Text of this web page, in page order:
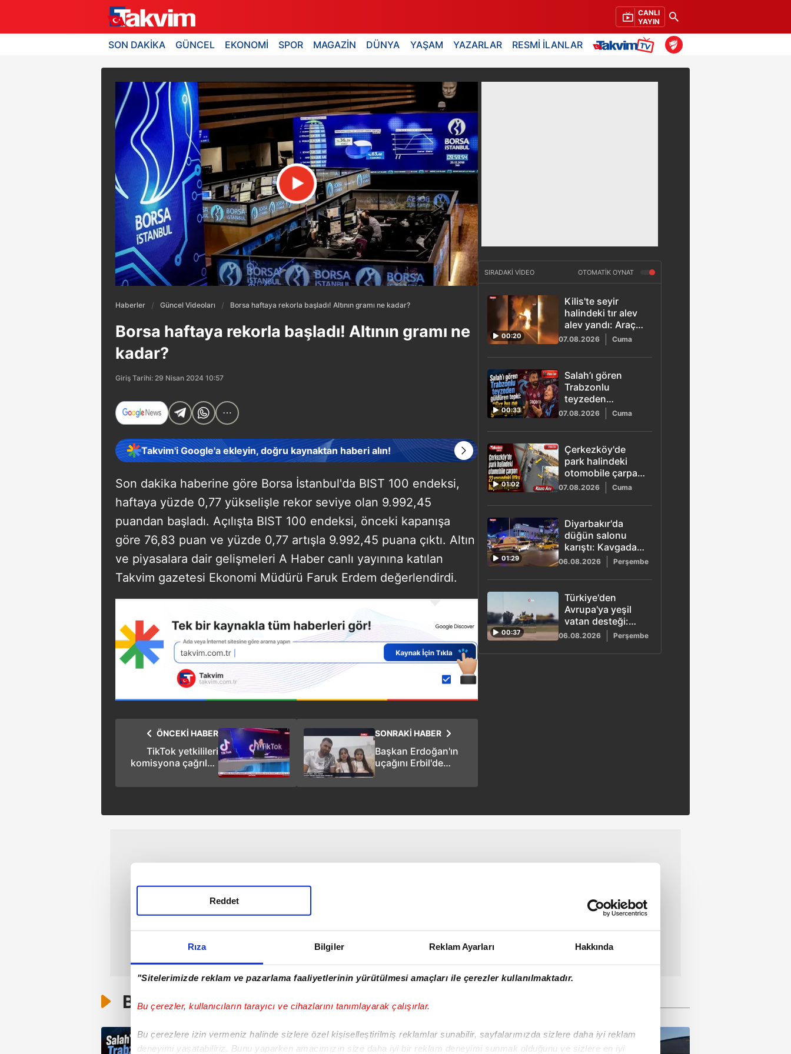
Rıza Bilgiler Reklam Ayarları Hakkında
"Sitelerimizde reklam ve pazarlama faaliyetlerinin yürütülmesi amaçları ile çerezler kullanılmaktadır.
Bu çerezler, kullanıcıların tarayıcı ve cihazlarını tanımlayarak çalışırlar.
Bu çerezlere izin vermeniz halinde sizlere özel kişiselleştirilmiş reklamlar sunabilir, sayfalarımızda sizlere daha iyi reklam
deneyimi yaşatabiliriz. Bunu yaparken amacımızın size daha iyi bir reklam deneyimi sunmak olduğunu ve sizlere en iyi
Reddet
CANLI
YAYIN
SON DAKİKA GÜNCEL EKONOMİ SPOR MAGAZİN DÜNYA YAŞAM YAZARLAR RESMİ İLANLAR
Haberler Güncel Videoları Borsa haftaya rekorla başladı! Altının gramı ne kadar?
Borsa haftaya rekorla başladı! Altının gramı ne
kadar?
Giriş Tarihi: 29 Nisan 2024 10:57
Takvim'i Google'a ekleyin, doğru kaynaktan haberi alın!
Son dakika haberine göre Borsa İstanbul'da BIST 100 endeksi,
haftaya yüzde 0,77 yükselişle rekor seviye olan 9.992,45
puandan başladı. Açılışta BIST 100 endeksi, önceki kapanışa
göre 76,83 puan ve yüzde 0,77 artışla 9.992,45 puana çıktı. Altın
ve piyasalara dair gelişmeleri A Haber canlı yayınına katılan
Takvim gazetesi Ekonomi Müdürü Faruk Erdem değerlendirdi.
SONRAKİ HABER
Başkan Erdoğan'ın
uçağını Erbil'de
tutamamıştı! Küçük
ÖNCEKİ HABER
TikTok yetkilileri
komisyona çağrıldı!
SIRADAKİ VİDEO OTOMATİK OYNAT
00:20
Kilis'te seyir
halindeki tır alev
alev yandı: Araç
kullanılamaz hale
07.08.2026 Cuma
00:33
Salah’ı gören
Trabzonlu
teyzeden
güldüren sözler:
"Gız bu ne gada
güççük"
07.08.2026 Cuma
01:02
Çerkezköy'de
park halindeki
otomobile çarpan
22 yaşındaki Utku
hayatını kaybetti
07.08.2026 Cuma
01:29
Diyarbakır'da
düğün salonu
karıştı: Kavgada 5
kişi yaralandı
06.08.2026 Perşembe
00:37
Türkiye'den
Avrupa'ya yeşil
vatan desteği:
Görev
tamamlandı,
uçaklar yurda
06.08.2026 Perşembe
Bunlar da Var